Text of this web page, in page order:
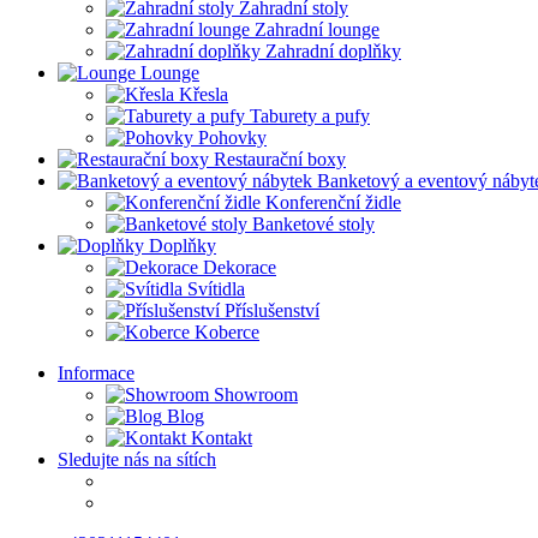
Zahradní stoly
Zahradní lounge
Zahradní doplňky
Lounge
Křesla
Taburety a pufy
Pohovky
Restaurační boxy
Banketový a eventový
Konferenční židle
Banketové stoly
Doplňky
Dekorace
Svítidla
Příslušenství
Koberce
Informace
Showroom
Blog
Kontakt
Sledujte nás na sítích